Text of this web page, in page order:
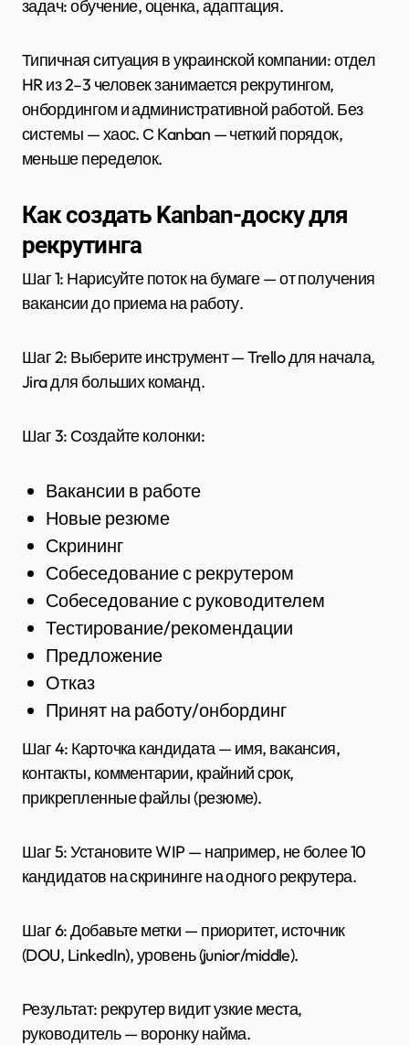
задач: обучение, оценка, адаптация.
Типичная ситуация в украинской компании: отдел
HR из 2–3 человек занимается рекрутингом,
онбордингом и административной работой. Без
системы — хаос. С Kanban — четкий порядок,
меньше переделок.
Как создать Kanban-доску для
рекрутинга
Шаг 1: Нарисуйте поток на бумаге — от получения
вакансии до приема на работу.
Шаг 2: Выберите инструмент — Trello для начала,
Jira для больших команд.
Шаг 3: Создайте колонки:
Вакансии в работе
Новые резюме
Скрининг
Собеседование с рекрутером
Собеседование с руководителем
Тестирование/рекомендации
Предложение
Отказ
Принят на работу/онбординг
Шаг 4: Карточка кандидата — имя, вакансия,
контакты, комментарии, крайний срок,
прикрепленные файлы (резюме).
Шаг 5: Установите WIP — например, не более 10
кандидатов на скрининге на одного рекрутера.
Шаг 6: Добавьте метки — приоритет, источник
(DOU, LinkedIn), уровень (junior/middle).
Результат: рекрутер видит узкие места,
руководитель — воронку найма.